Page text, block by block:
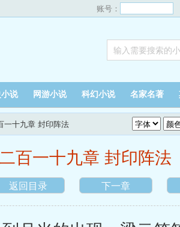
账号：
说 网游小说 科幻小说 名家名著
一十九章 封印阵法
百一十九章 封印阵法
返回目录 下一章